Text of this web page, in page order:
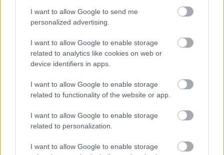
I want to allow Google to send me
personalized advertising.
I want to allow Google to enable storage
related to analytics like cookies on web or
device identifiers in apps.
I want to allow Google to enable storage
related to functionality of the website or app.
I want to allow Google to enable storage
related to personalization.
I want to allow Google to enable storage
ELŐZŐ MÉRKŐZÉSEK
Támogatás
a ManUtdFanatics.hu működését!